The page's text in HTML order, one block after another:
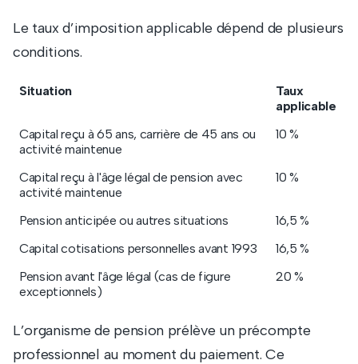
Le taux d’imposition applicable dépend de plusieurs
conditions.
Situation
Taux
applicable
Capital reçu à 65 ans, carrière de 45 ans ou
activité maintenue
10 %
Capital reçu à l'âge légal de pension avec
activité maintenue
10 %
Pension anticipée ou autres situations
16,5 %
Capital cotisations personnelles avant 1993
16,5 %
Pension avant l'âge légal (cas de figure
exceptionnels)
20 %
L’organisme de pension prélève un précompte
professionnel au moment du paiement. Ce